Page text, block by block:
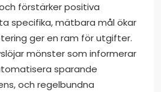
förstärker positiva
specifika, mätbara mål ökar
ger en ram för utgifter.
mönster som informerar
sparande
och regelbundna